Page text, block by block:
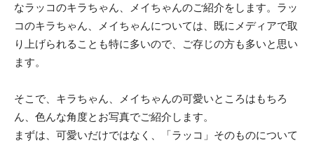
なラッコのキラちゃん、メイちゃんのご紹介をします。ラッ
コのキラちゃん、メイちゃんについては、既にメディアで取
り上げられることも特に多いので、ご存じの方も多いと思い
ます。
そこで、キラちゃん、メイちゃんの可愛いところはもちろ
ん、色んな角度とお写真でご紹介します。
まずは、可愛いだけではなく、「ラッコ」そのものについて